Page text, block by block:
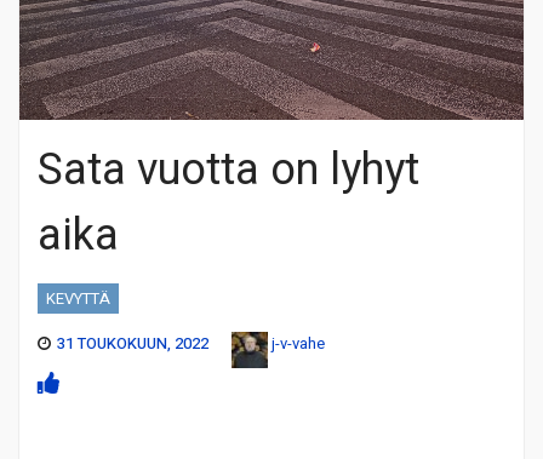
Sata vuotta on lyhyt
aika
KEVYTTÄ
31 TOUKOKUUN, 2022
j-v-vahe